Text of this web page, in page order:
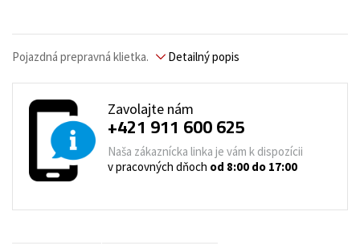
Pojazdná prepravná klietka. Detailný popis
Zavolajte nám
+421 911 600 625
Naša zákaznícka linka je vám k dispozícii
v pracovných dňoch od 8:00 do 17:00